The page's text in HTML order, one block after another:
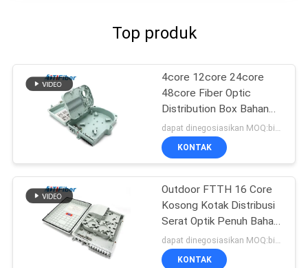
Top produk
4core 12core 24core
48core Fiber Optic
Distribution Box Bahan
ABS
dapat dinegosiasikan MOQ:bisa dinegosiasikan
KONTAK
Outdoor FTTH 16 Core
Kosong Kotak Distribusi
Serat Optik Penuh Bahan
ABS
KONTAK